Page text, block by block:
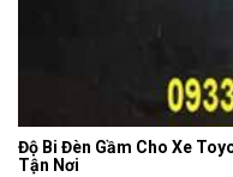
Độ Bi Đèn Gầm Cho Xe
Tận Nơi